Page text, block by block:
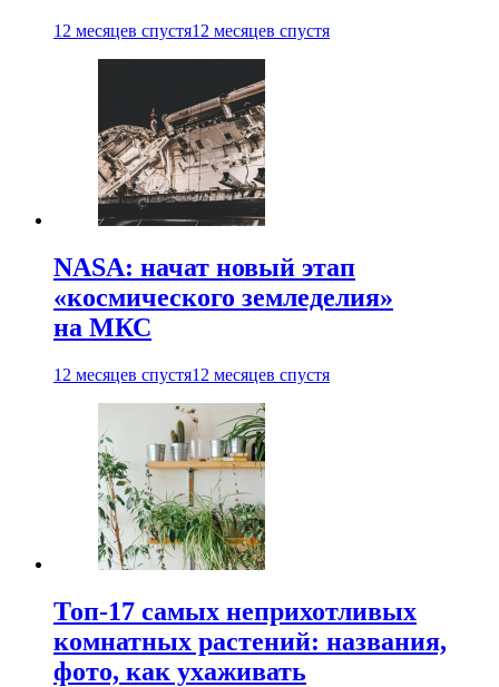
12 месяцев спустя12 месяцев спустя
NASA: начат новый этап
«космического земледелия»
на МКС
12 месяцев спустя12 месяцев спустя
Топ-17 самых неприхотливых
комнатных растений: названия,
фото, как ухаживать